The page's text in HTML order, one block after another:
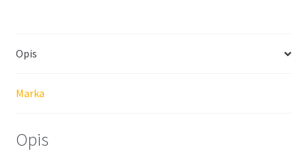
Opis
Marka
Opis